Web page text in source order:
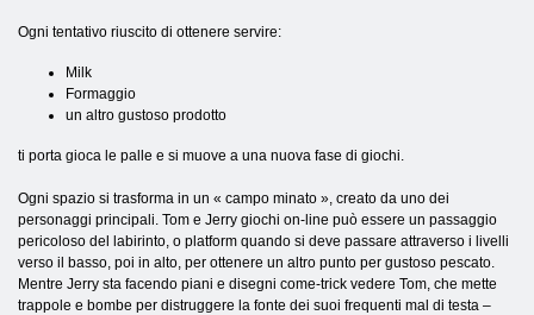
Ogni tentativo riuscito di ottenere servire:
Milk
Formaggio
un altro gustoso prodotto
ti porta gioca le palle e si muove a una nuova fase di giochi.
Ogni spazio si trasforma in un « campo minato », creato da uno dei
personaggi principali. Tom e Jerry giochi on-line può essere un passaggio
pericoloso del labirinto, o platform quando si deve passare attraverso i livelli
verso il basso, poi in alto, per ottenere un altro punto per gustoso pescato.
Mentre Jerry sta facendo piani e disegni come-trick vedere Tom, che mette
trappole e bombe per distruggere la fonte dei suoi frequenti mal di testa –